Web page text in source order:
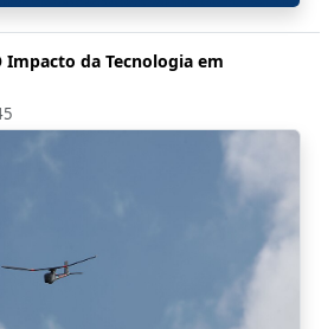
Impacto da Tecnologia em